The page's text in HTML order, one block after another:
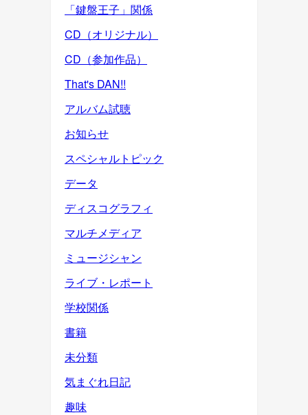
「鍵盤王子」関係
CD（オリジナル）
CD（参加作品）
That's DAN!!
アルバム試聴
お知らせ
スペシャルトピック
データ
ディスコグラフィ
マルチメディア
ミュージシャン
ライブ・レポート
学校関係
書籍
未分類
気まぐれ日記
趣味